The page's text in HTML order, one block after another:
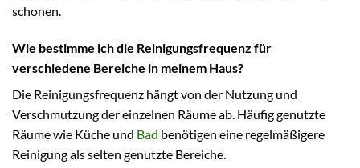
schonen.
Wie bestimme ich die Reinigungsfrequenz für
verschiedene Bereiche in meinem Haus?
Die Reinigungsfrequenz hängt von der Nutzung und
Verschmutzung der einzelnen Räume ab. Häufig genutzte
Räume wie Küche und Bad benötigen eine regelmäßigere
Reinigung als selten genutzte Bereiche.